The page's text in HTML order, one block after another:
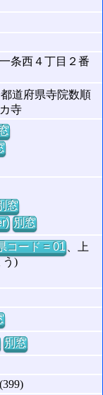
条西４丁目２番
道府県寺院数順
寺
窓
別窓
コード = 01、上
う)
別窓